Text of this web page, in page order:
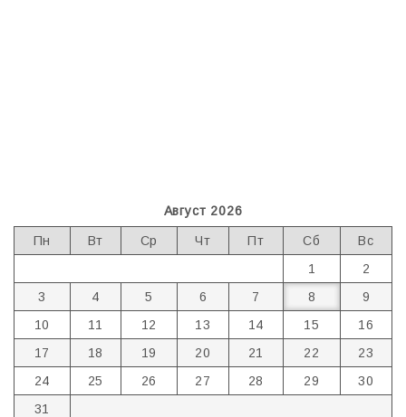
Август 2026
Пн Вт Ср Чт Пт Сб
Вс
1
2
3
4 5 6 7 8
9
10
11 12 13 14 15
16
17
18 19 20 21 22
23
24
25 26 27 28 29
30
31